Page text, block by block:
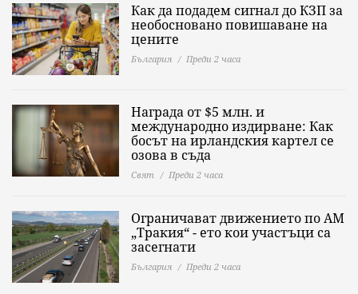
Как да подадем сигнал до КЗП за
необосновано повишаване на
цените
България Преди 2 часа
Награда от $5 млн. и
международно издирване: Как
босът на ирландския картел се
озова в съда
Свят Преди 2 часа
Ограничават движението по АМ
„Тракия“ - ето кои участъци са
засегнати
България Преди 2 часа